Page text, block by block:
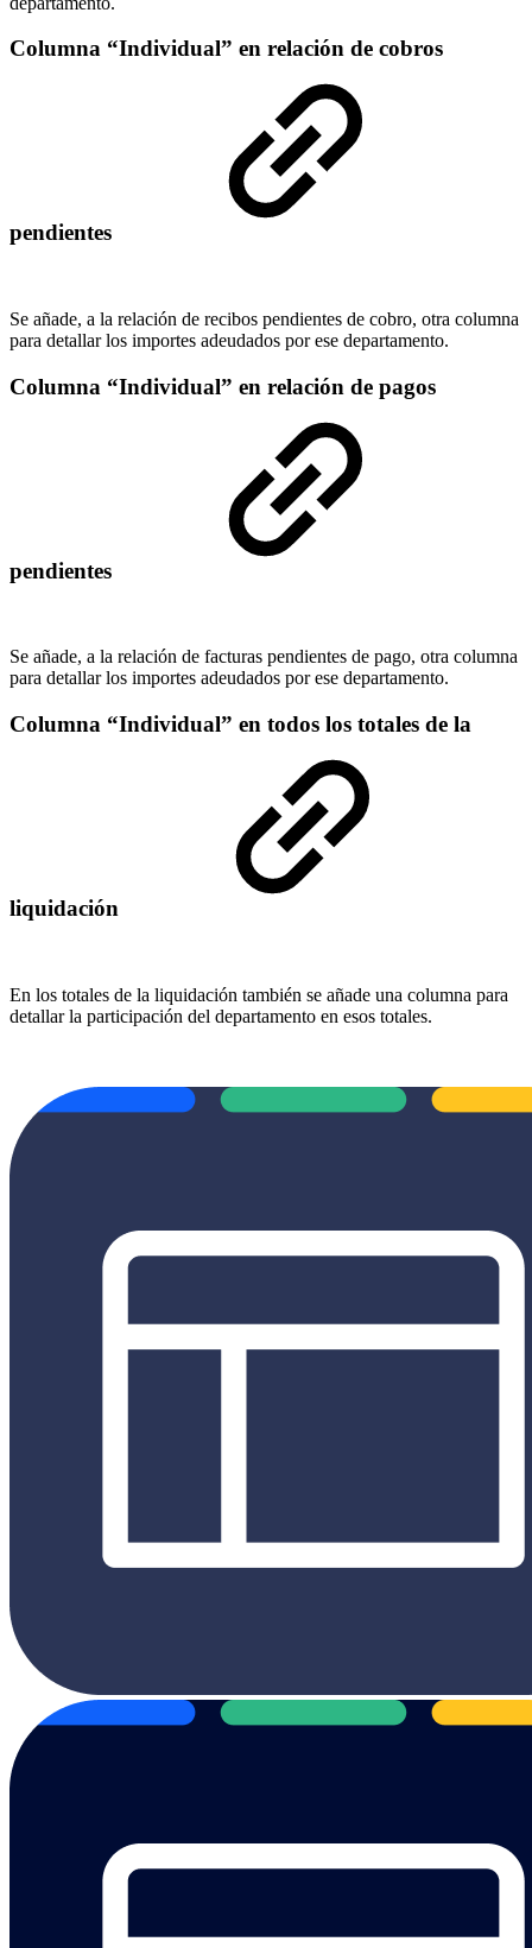
Columna “Individual” en relación de cobros
pendientes
Se añade, a la relación de recibos pendientes de cobro, otra columna
para detallar los importes adeudados por ese departamento.
Columna “Individual” en relación de pagos
pendientes
Se añade, a la relación de facturas pendientes de pago, otra columna
para detallar los importes adeudados por ese departamento.
Columna “Individual” en todos los totales de la
liquidación
En los totales de la liquidación también se añade una columna para
detallar la participación del departamento en esos totales.